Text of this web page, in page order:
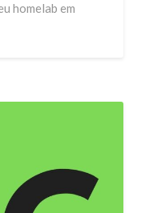
homelab em